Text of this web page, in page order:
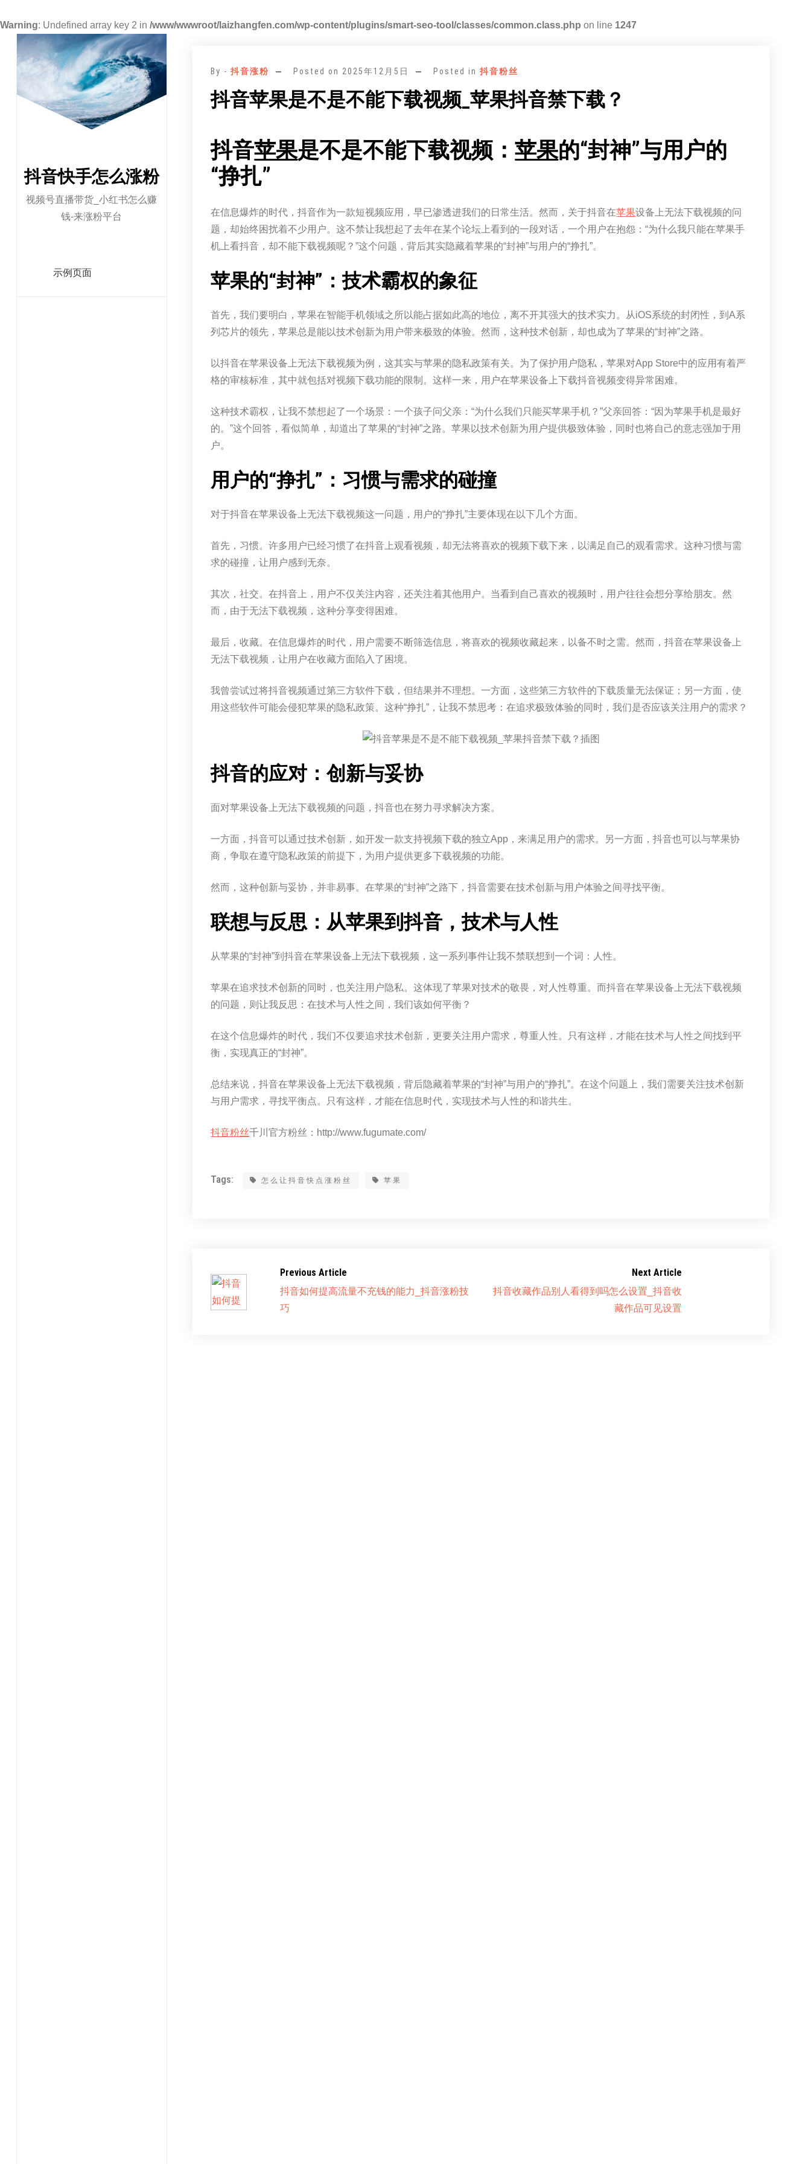
Warning: Undefined array key 2 in /www/wwwroot/laizhangfen.com/wp-content/plugins/smart-seo-tool/classes/common.class.php on line 1247
抖音快手怎么涨粉
视频号直播带货_小红书怎么赚
钱-来涨粉平台
示例页面
By -抖音涨粉 Posted on 2025年12月5日 Posted in抖音粉丝
抖音苹果是不是不能下载视频_苹果抖音禁下载？
抖音苹果是不是不能下载视频：苹果的“封神”与用户的
“挣扎”
在信息爆炸的时代，抖音作为一款短视频应用，早已渗透进我们的日常生活。然而，关于抖音在苹果设备上无法下载视频的问
题，却始终困扰着不少用户。这不禁让我想起了去年在某个论坛上看到的一段对话，一个用户在抱怨：“为什么我只能在苹果手
机上看抖音，却不能下载视频呢？”这个问题，背后其实隐藏着苹果的“封神”与用户的“挣扎”。
苹果的“封神”：技术霸权的象征
首先，我们要明白，苹果在智能手机领域之所以能占据如此高的地位，离不开其强大的技术实力。从iOS系统的封闭性，到A系
列芯片的领先，苹果总是能以技术创新为用户带来极致的体验。然而，这种技术创新，却也成为了苹果的“封神”之路。
以抖音在苹果设备上无法下载视频为例，这其实与苹果的隐私政策有关。为了保护用户隐私，苹果对App Store中的应用有着严
格的审核标准，其中就包括对视频下载功能的限制。这样一来，用户在苹果设备上下载抖音视频变得异常困难。
这种技术霸权，让我不禁想起了一个场景：一个孩子问父亲：“为什么我们只能买苹果手机？”父亲回答：“因为苹果手机是最好
的。”这个回答，看似简单，却道出了苹果的“封神”之路。苹果以技术创新为用户提供极致体验，同时也将自己的意志强加于用
户。
用户的“挣扎”：习惯与需求的碰撞
对于抖音在苹果设备上无法下载视频这一问题，用户的“挣扎”主要体现在以下几个方面。
首先，习惯。许多用户已经习惯了在抖音上观看视频，却无法将喜欢的视频下载下来，以满足自己的观看需求。这种习惯与需
求的碰撞，让用户感到无奈。
其次，社交。在抖音上，用户不仅关注内容，还关注着其他用户。当看到自己喜欢的视频时，用户往往会想分享给朋友。然
而，由于无法下载视频，这种分享变得困难。
最后，收藏。在信息爆炸的时代，用户需要不断筛选信息，将喜欢的视频收藏起来，以备不时之需。然而，抖音在苹果设备上
无法下载视频，让用户在收藏方面陷入了困境。
我曾尝试过将抖音视频通过第三方软件下载，但结果并不理想。一方面，这些第三方软件的下载质量无法保证；另一方面，使
用这些软件可能会侵犯苹果的隐私政策。这种“挣扎”，让我不禁思考：在追求极致体验的同时，我们是否应该关注用户的需求？
抖音的应对：创新与妥协
面对苹果设备上无法下载视频的问题，抖音也在努力寻求解决方案。
一方面，抖音可以通过技术创新，如开发一款支持视频下载的独立App，来满足用户的需求。另一方面，抖音也可以与苹果协
商，争取在遵守隐私政策的前提下，为用户提供更多下载视频的功能。
然而，这种创新与妥协，并非易事。在苹果的“封神”之路下，抖音需要在技术创新与用户体验之间寻找平衡。
联想与反思：从苹果到抖音，技术与人性
从苹果的“封神”到抖音在苹果设备上无法下载视频，这一系列事件让我不禁联想到一个词：人性。
苹果在追求技术创新的同时，也关注用户隐私。这体现了苹果对技术的敬畏，对人性尊重。而抖音在苹果设备上无法下载视频
的问题，则让我反思：在技术与人性之间，我们该如何平衡？
在这个信息爆炸的时代，我们不仅要追求技术创新，更要关注用户需求，尊重人性。只有这样，才能在技术与人性之间找到平
衡，实现真正的“封神”。
总结来说，抖音在苹果设备上无法下载视频，背后隐藏着苹果的“封神”与用户的“挣扎”。在这个问题上，我们需要关注技术创新
与用户需求，寻找平衡点。只有这样，才能在信息时代，实现技术与人性的和谐共生。
抖音粉丝千川官方粉丝：http://www.fugumate.com/
Tags: 怎么让抖音快点涨粉丝 苹果
Previous Article
抖音如何提高流量不充钱的能力_抖音涨粉技
巧
Next Article
抖音收藏作品别人看得到吗怎么设置_抖音收
藏作品可见设置